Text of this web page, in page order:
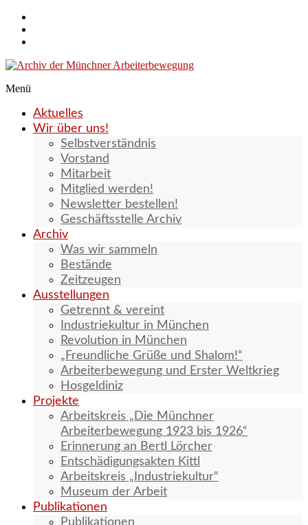
Zum
Inhalt
springen
der
Münchner
Arbeiterbewegung
Menü
Aktuelles
Wir über uns!
Selbstverständnis
Vorstand
Mitarbeit
Mitglied werden!
Newsletter bestellen!
Geschäftsstelle Archiv
Archiv
Was wir sammeln
Bestände
Zeitzeugen
Ausstellungen
Getrennt & vereint
Industriekultur in München
Revolution in München
„Freundliche Grüße und Shalom!“
Arbeiterbewegung und Erster Weltkrieg
Hosgeldiniz
Projekte
Arbeitskreis „Die Münchner
Arbeiterbewegung 1923 bis 1926“
Erinnerung an Bertl Lörcher
Entschädigungsakten Kittl
Arbeitskreis „Industriekultur“
Museum der Arbeit
Publikationen
Publikationen